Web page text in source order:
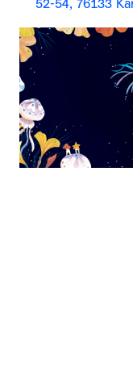
52-54, 76133